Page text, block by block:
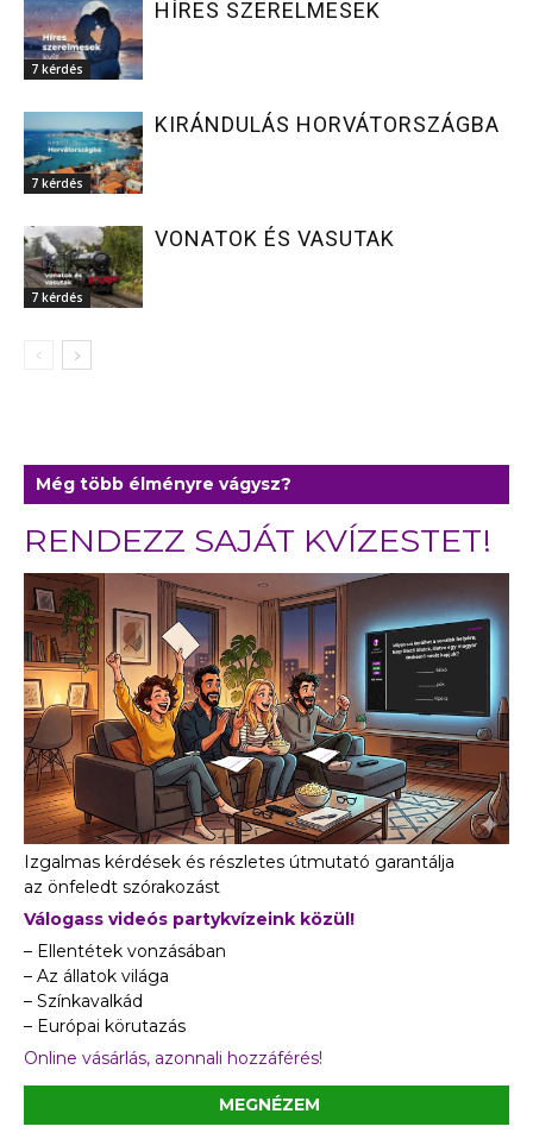
7 kérdés
HÍRES SZERELMESEK
7 kérdés
KIRÁNDULÁS HORVÁTORSZÁGBA
7 kérdés
VONATOK ÉS VASUTAK
Még több élményre vágysz?
RENDEZZ SAJÁT KVÍZESTET!
Izgalmas kérdések és részletes útmutató garantálja
az önfeledt szórakozást
Válogass videós partykvízeink közül!
– Ellentétek vonzásában
– Az állatok világa
– Színkavalkád
– Európai körutazás
Online vásárlás, azonnali hozzáférés!
MEGNÉZEM